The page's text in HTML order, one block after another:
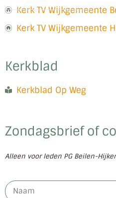
Kerk TV Wijkgemeente
Kerk TV Wijkgemeente
Kerkblad
Kerkblad Op Weg
Zondagsbrief of
Alleen voor leden PG Beilen-